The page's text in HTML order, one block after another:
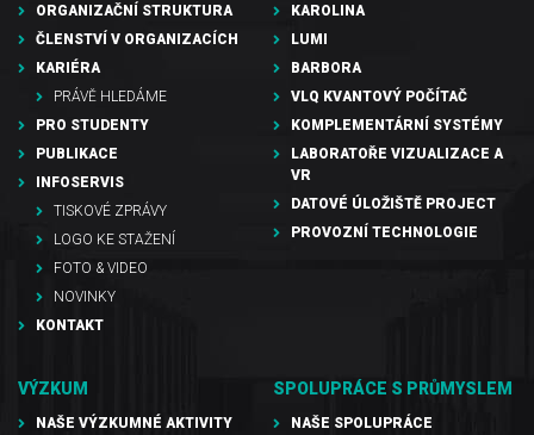
ORGANIZAČNÍ STRUKTURA
ČLENSTVÍ V ORGANIZACÍCH
KARIÉRA
PRÁVĚ HLEDÁME
PRO STUDENTY
PUBLIKACE
INFOSERVIS
TISKOVÉ ZPRÁVY
LOGO KE STAŽENÍ
FOTO & VIDEO
NOVINKY
KONTAKT
KAROLINA
LUMI
BARBORA
VLQ KVANTOVÝ POČÍTAČ
KOMPLEMENTÁRNÍ SYSTÉMY
LABORATOŘE VIZUALIZACE A
VR
DATOVÉ ÚLOŽIŠTĚ PROJECT
PROVOZNÍ TECHNOLOGIE
VÝZKUM
NAŠE VÝZKUMNÉ AKTIVITY
SPOLUPRÁCE S PRŮMYSLEM
NAŠE SPOLUPRÁCE